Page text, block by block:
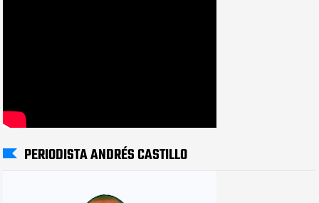
PERIODISTA ANDRÉS CASTILLO